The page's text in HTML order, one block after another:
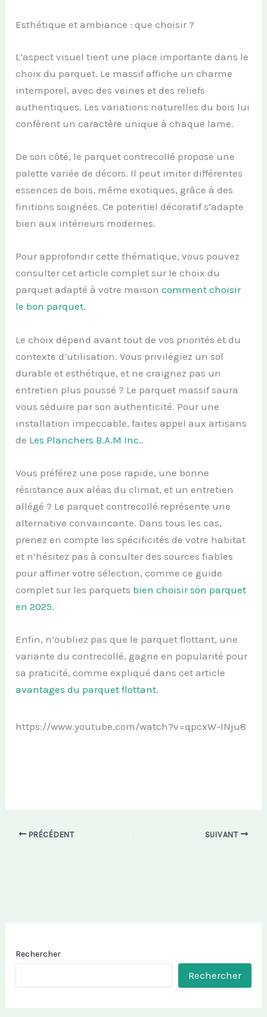
Esthétique et ambiance : que choisir ?
L’aspect visuel tient une place importante dans le
choix du parquet. Le massif affiche un charme
intemporel, avec des veines et des reliefs
authentiques. Les variations naturelles du bois lui
confèrent un caractère unique à chaque lame.
De son côté, le parquet contrecollé propose une
palette variée de décors. Il peut imiter différentes
essences de bois, même exotiques, grâce à des
finitions soignées. Ce potentiel décoratif s’adapte
bien aux intérieurs modernes.
Pour approfondir cette thématique, vous pouvez
consulter cet article complet sur le choix du
parquet adapté à votre maisoncomment choisir
le bon parquet.
Le choix dépend avant tout de vos priorités et du
contexte d’utilisation. Vous privilégiez un sol
durable et esthétique, et ne craignez pas un
entretien plus poussé ? Le parquet massif saura
vous séduire par son authenticité. Pour une
installation impeccable, faites appel aux artisans
de Les Planchers B.A.M Inc..
Vous préférez une pose rapide, une bonne
résistance aux aléas du climat, et un entretien
allégé ? Le parquet contrecollé représente une
alternative convaincante. Dans tous les cas,
prenez en compte les spécificités de votre habitat
et n’hésitez pas à consulter des sources fiables
pour affiner votre sélection, comme ce guide
complet sur les parquets bien choisir son parquet
en 2025.
Enfin, n’oubliez pas que le parquet flottant, une
variante du contrecollé, gagne en popularité pour
sa praticité, comme expliqué dans cet article
avantages du parquet flottant.
https://www.youtube.com/watch?v=qpcxW-lNju8
PRÉCÉDENT SUIVANT
Rechercher
Rechercher